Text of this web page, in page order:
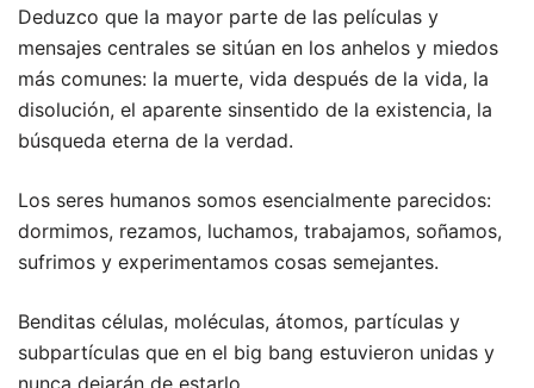
Deduzco que la mayor parte de las películas y
mensajes centrales se sitúan en los anhelos y miedos
más comunes: la muerte, vida después de la vida, la
disolución, el aparente sinsentido de la existencia, la
búsqueda eterna de la verdad.
Los seres humanos somos esencialmente parecidos:
dormimos, rezamos, luchamos, trabajamos, soñamos,
sufrimos y experimentamos cosas semejantes.
Benditas células, moléculas, átomos, partículas y
subpartículas que en el big bang estuvieron unidas y
nunca dejarán de estarlo.